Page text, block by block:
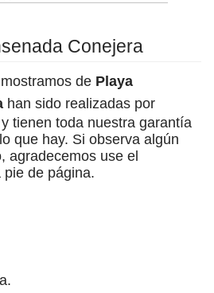
Conejera
de Playa
han sido realizadas por
tienen toda nuestra garantía
que hay. Si observa algún
agradecemos use el
de página.